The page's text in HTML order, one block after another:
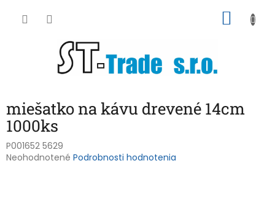
miešatko na kávu drevené 14cm
1000ks
P001652 5629
Priemerné
Neohodnotené Podrobnosti hodnotenia